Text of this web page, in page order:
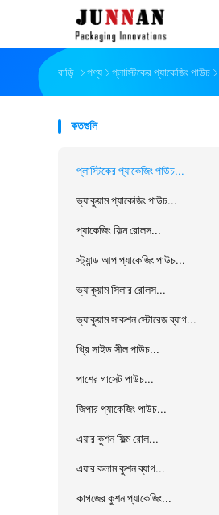
বাড়ি পণ্য প্লাস্টিকের প্যাকেজিং পাউচ
কতগুলি
প্লাস্টিকের প্যাকেজিং পাউচ...
ভ্যাকুয়াম প্যাকেজিং পাউচ...
প্যাকেজিং ফিল্ম রোলস...
স্ট্যান্ড আপ প্যাকেজিং পাউচ...
ভ্যাকুয়াম সিলার রোলস...
ভ্যাকুয়াম সাকশন স্টোরেজ ব্যাগ...
থ্রি সাইড সীল পাউচ...
পাশের গাসেট পাউচ...
জিপার প্যাকেজিং পাউচ...
এয়ার কুশন ফিল্ম রোল...
এয়ার কলাম কুশন ব্যাগ...
কাগজের কুশন প্যাকেজিং...